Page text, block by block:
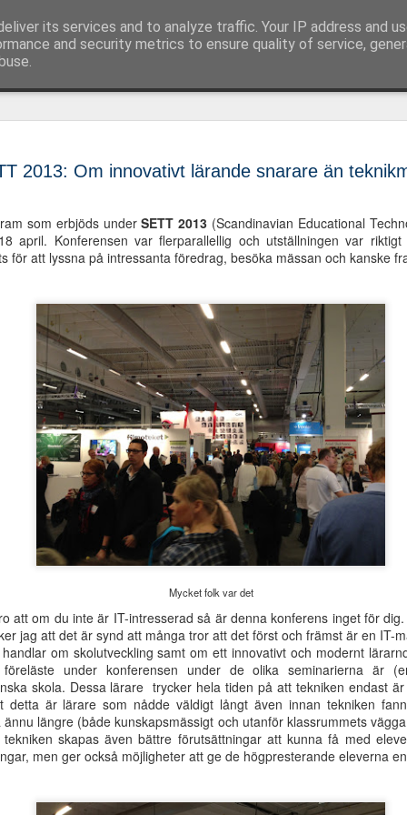
2013: Om innovativt lärande snarare än
som erbjöds underSETT 2013 (Scandinavian Educational
april. Konferensen var flerparallellig och utställningen var
för att lyssna på intressanta föredrag, besöka mässan och kanske
Mycket folk var det
att om du inte är IT-intresserad så är denna konferens inget för
jag att det är synd att många tror att det först och främst är en IT-
om skolutveckling samt om ett innovativt och modernt
under konferensen under de olika seminarierna är
skola. Dessa lärare trycker hela tiden på att tekniken endast
detta är lärare som nådde väldigt långt även innan tekniken
längre (både kunskapsmässigt och utanför klassrummets
skapas även bättre förutsättningar att kunna få med
men ger också möjligheter att ge de högpresterande eleverna
its services and to analyze traffic. Your IP address and
and security metrics to ensure quality of service,
språk-, läs- och skrivsvårigheter och
2
och Edge
Idag lanserar Oribi det
SkrivaText. SkrivaText är
svenska och
engelskamöjlighet att
till tre digitala ordböcker på
ordboken innehåller
översättningar, förklaringar
JAN
12
Svenska
Dyslexiföreningens
utbildningar våren
2023
Vi i Svenska Dyslexiföreningen
anordnar under våren två olika
webbutbildingar som vänder sig till
lärare, specialpedagoger/lärare
AUG
23
Webbutbildning den
19/10:
Specialpedagogiska
perspektiv på
skrivinlärningen
Den 19 oktober anordnar Svenska
Dyslexiföreningen en
webbutbildning över Zoom med
Barn med autism